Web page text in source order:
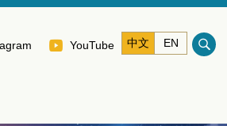
YouTube 中文 EN